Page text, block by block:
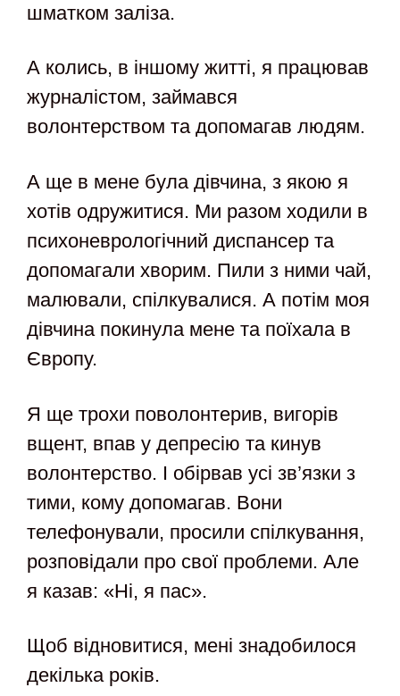
шматком заліза.
А колись, в іншому житті, я працював
журналістом, займався
волонтерством та допомагав людям.
А ще в мене була дівчина, з якою я
хотів одружитися. Ми разом ходили в
психоневрологічний диспансер та
допомагали хворим. Пили з ними чай,
малювали, спілкувалися. А потім моя
дівчина покинула мене та поїхала в
Європу.
Я ще трохи поволонтерив, вигорів
вщент, впав у депресію та кинув
волонтерство. І обірвав усі зв’язки з
тими, кому допомагав. Вони
телефонували, просили спілкування,
розповідали про свої проблеми. Але
я казав: «Ні, я пас».
Щоб відновитися, мені знадобилося
декілька років.